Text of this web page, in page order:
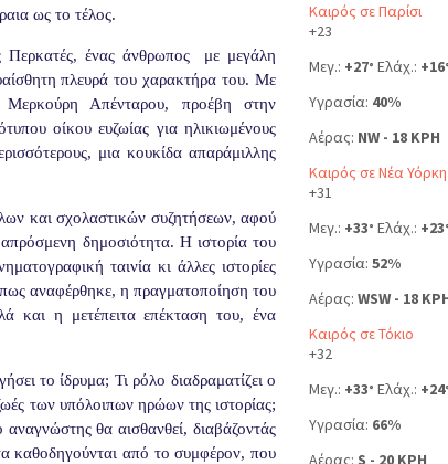
ως το τέλος.
Περκατές, ένας άνθρωπος
με μεγάλη
πλευρά του χαρακτήρα του. Με
Απένταρου, προέβη στην
οίκου ευζωίας για ηλικιωμένους
μια κουκίδα απαράμιλλης
και σχολαστικών συζητήσεων, αφού
δημοσιότητα. Η ιστορία του
ταινία κι άλλες ιστορίες
αναφέρθηκε, η πραγματοποίηση του
και η μετέπειτα επέκταση του, ένα
το ίδρυμα; Τι ρόλο διαδραματίζει ο
των υπόλοιπων ηρώων της ιστορίας;
θα αισθανθεί, διαβάζοντάς
καθοδηγούνται από το συμφέρον, που
Καιρός σε Παρίσι
+23
Μεγ.: +27° Ελάχ.: +16°
Υγρασία: 40%
Αέρας: NW - 18 KPH
Καιρός σε Νέα Υόρκη
+31
Μεγ.: +33° Ελάχ.: +23°
Υγρασία: 52%
Αέρας: WSW - 18
Καιρός σε Τόκιο
+32
Μεγ.: +33° Ελάχ.: +24°
Υγρασία: 66%
Αέρας: S - 20 KPH